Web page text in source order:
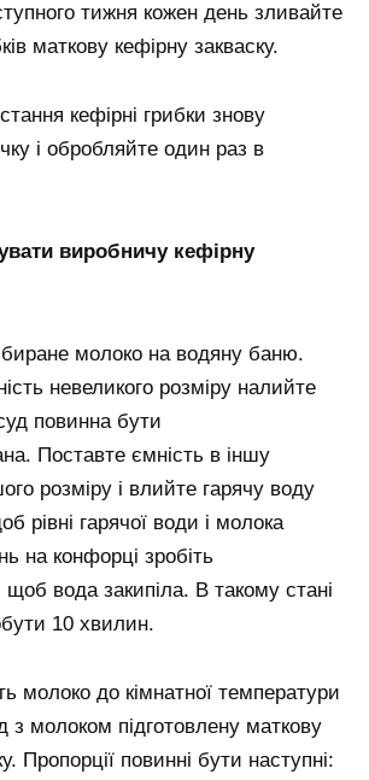
тижня кожен день зливайте
маткову кефірну закваску.
кефірні грибки знову
і обробляйте один раз в
виробничу кефірну
молоко на водяну баню.
невеликого розміру налийте
повинна бути
Поставте ємність в іншу
розміру і влийте гарячу воду
рівні гарячої води і молока
на конфорці зробіть
вода закипіла. В такому стані
10 хвилин.
молоко до кімнатної температури
з молоком підготовлену маткову
Пропорції повинні бути наступні: